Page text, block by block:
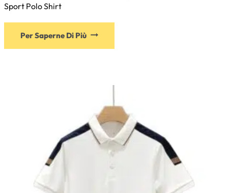
Sport Polo Shirt
Per Saperne Di Più